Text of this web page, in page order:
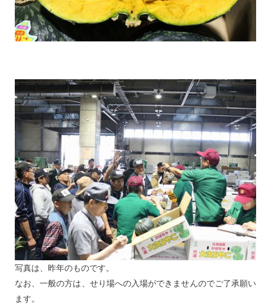
写真は、昨年のものです。
なお、一般の方は、せり場への入場ができませんのでご了承願い
ます。